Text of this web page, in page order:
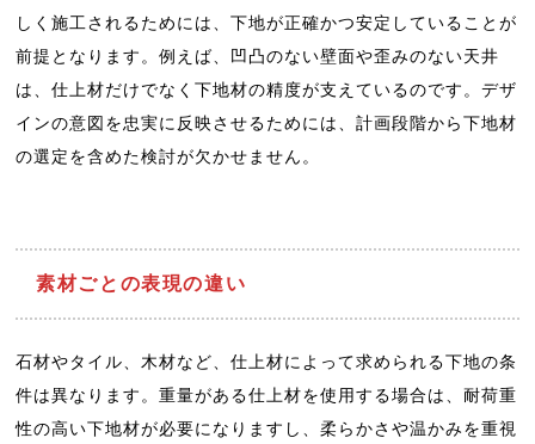
しく施工されるためには、下地が正確かつ安定していることが
前提となります。例えば、凹凸のない壁面や歪みのない天井
は、仕上材だけでなく下地材の精度が支えているのです。デザ
インの意図を忠実に反映させるためには、計画段階から下地材
の選定を含めた検討が欠かせません。
素材ごとの表現の違い
石材やタイル、木材など、仕上材によって求められる下地の条
件は異なります。重量がある仕上材を使用する場合は、耐荷重
性の高い下地材が必要になりますし、柔らかさや温かみを重視